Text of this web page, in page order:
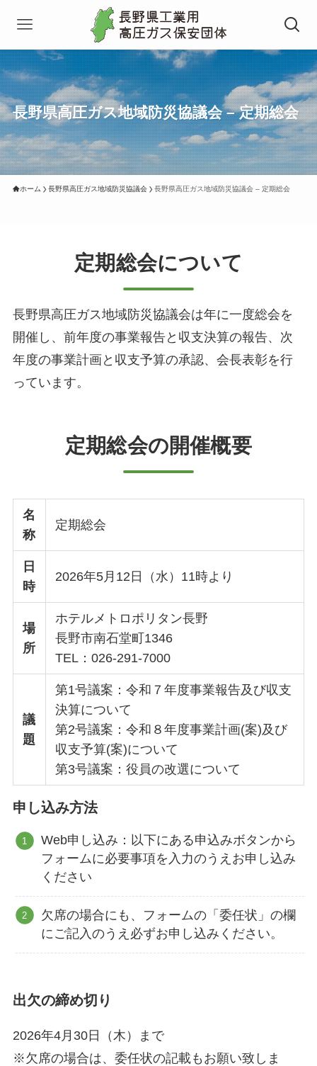
長野県高圧ガス地域防災協議会 – 定期総会
ホーム 長野県高圧ガス地域防災協議会 長野県高圧ガス地域防災協議会 – 定期総会
定期総会について
長野県高圧ガス地域防災協議会は年に一度総会を
開催し、前年度の事業報告と収支決算の報告、次
年度の事業計画と収支予算の承認、会長表彰を行
っています。
定期総会の開催概要
名
称
定期総会
日
時
2026年5月12日（水）11時より
場
所
ホテルメトロポリタン長野
長野市南石堂町1346
TEL：026-291-7000
議
題
第1号議案：令和７年度事業報告及び収支
決算について
第2号議案：令和８年度事業計画(案)及び
収支予算(案)について
第3号議案：役員の改選について
申し込み方法
Web申し込み：以下にある申込みボタンから
フォームに必要事項を入力のうえお申し込み
ください
欠席の場合にも、フォームの「委任状」の欄
にご記入のうえ必ずお申し込みください。
出欠の締め切り
2026年4月30日（木）まで
※欠席の場合は、委任状の記載もお願い致しま